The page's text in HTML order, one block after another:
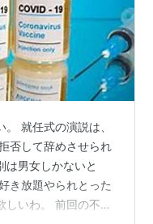
就任式の演説は、
否して辞めさせられ
は男女しかないと
き放題やられとった
しいわ。 前回の不正